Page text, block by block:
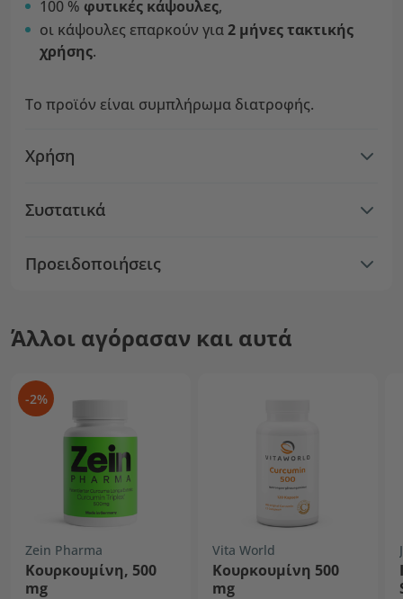
100 % φυτικές κάψουλες,
οι κάψουλες επαρκούν για2 μήνες τακτικής
χρήσης.
Το προϊόν είναι συμπλήρωμα διατροφής.
Χρήση
Συστατικά
Προειδοποιήσεις
Άλλοι αγόρασαν και αυτά
-2%
Zein Pharma
Κουρκουμίνη, 500
mg
Vita World
Κουρκουμίνη 500
mg